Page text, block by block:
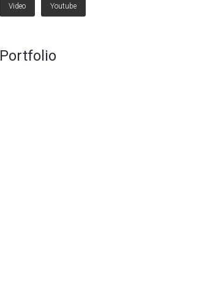
Video Youtube
Portfolio